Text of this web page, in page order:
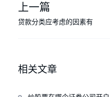
上一篇
贷款分类应考虑的因素有
相关文章